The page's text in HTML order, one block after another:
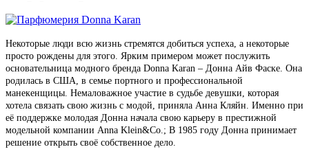
Некоторые люди всю жизнь стремятся добиться успеха, а некоторые
просто рождены для этого. Ярким примером может послужить
основательница модного бренда Donna Karan – Донна Айв Фаске. Она
родилась в США, в семье портного и профессиональной
манекенщицы. Немаловажное участие в судьбе девушки, которая
хотела связать свою жизнь с модой, приняла Анна Кляйн. Именно при
её поддержке молодая Донна начала свою карьеру в престижной
модельной компании Anna Klein&Co.; В 1985 году Донна принимает
решение открыть своё собственное дело.